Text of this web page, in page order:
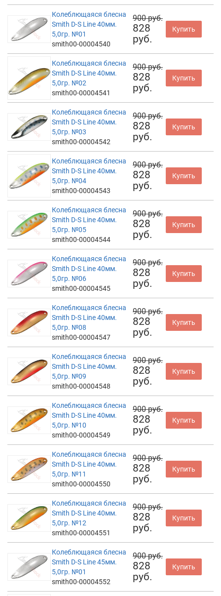
Колеблющаяся блесна
Smith D-S Line 40мм.
5,0гр. №01
smith00-00004540
900 руб.
828
руб.
Купить
Колеблющаяся блесна
Smith D-S Line 40мм.
5,0гр. №02
smith00-00004541
900 руб.
828
руб.
Купить
Колеблющаяся блесна
Smith D-S Line 40мм.
5,0гр. №03
smith00-00004542
900 руб.
828
руб.
Купить
Колеблющаяся блесна
Smith D-S Line 40мм.
5,0гр. №04
smith00-00004543
900 руб.
828
руб.
Купить
Колеблющаяся блесна
Smith D-S Line 40мм.
5,0гр. №05
smith00-00004544
900 руб.
828
руб.
Купить
Колеблющаяся блесна
Smith D-S Line 40мм.
5,0гр. №06
smith00-00004545
900 руб.
828
руб.
Купить
Колеблющаяся блесна
Smith D-S Line 40мм.
5,0гр. №08
smith00-00004547
900 руб.
828
руб.
Купить
Колеблющаяся блесна
Smith D-S Line 40мм.
5,0гр. №09
smith00-00004548
900 руб.
828
руб.
Купить
Колеблющаяся блесна
Smith D-S Line 40мм.
5,0гр. №10
smith00-00004549
900 руб.
828
руб.
Купить
Колеблющаяся блесна
Smith D-S Line 40мм.
5,0гр. №11
smith00-00004550
900 руб.
828
руб.
Купить
Колеблющаяся блесна
Smith D-S Line 40мм.
5,0гр. №12
smith00-00004551
900 руб.
828
руб.
Купить
Колеблющаяся блесна
Smith D-S Line 45мм.
5,0гр. №01
smith00-00004552
900 руб.
828
руб.
Купить